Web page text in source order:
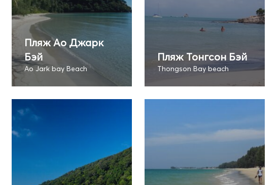
Пляж Ао Джарк
Бэй
Ao Jark bay Beach
Пляж Тонгсон Бэй
Thongson Bay beach